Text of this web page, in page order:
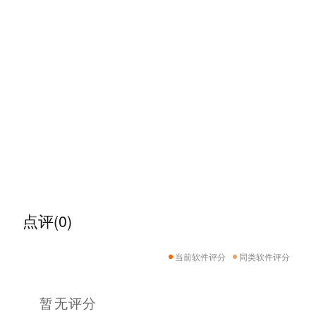
点评(0)
当前软件评分 同类软件评分
暂无评分